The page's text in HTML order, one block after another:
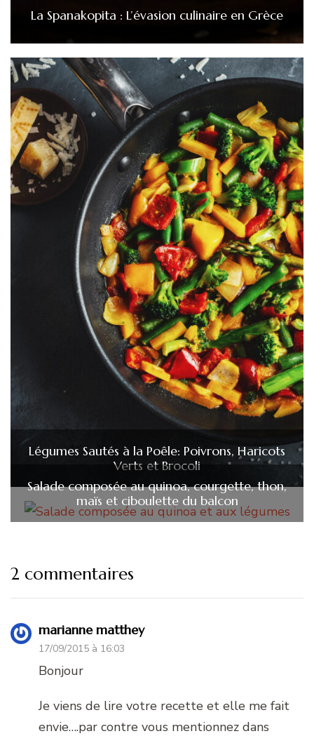
La Spanakopita : L’évasion culinaire en Grèce
Légumes Sautés à la Poêle: Poivrons, Haricots
Verts et Brocoli
Salade composée au quinoa, courgette, thon,
maïs et ciboulette du balcon
2 commentaires
marianne matthey
17/09/2015 à 16:03
Bonjour
Je viens de lire votre recette et elle me fait
envie….par contre vous mentionnez dans